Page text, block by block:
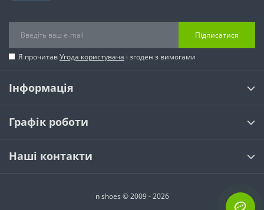
Підписатися
Я прочитавУгода користувача і згоден з вимогами
Інформація
Графік роботи
Наші контакти
n shoes © 2009 - 2026